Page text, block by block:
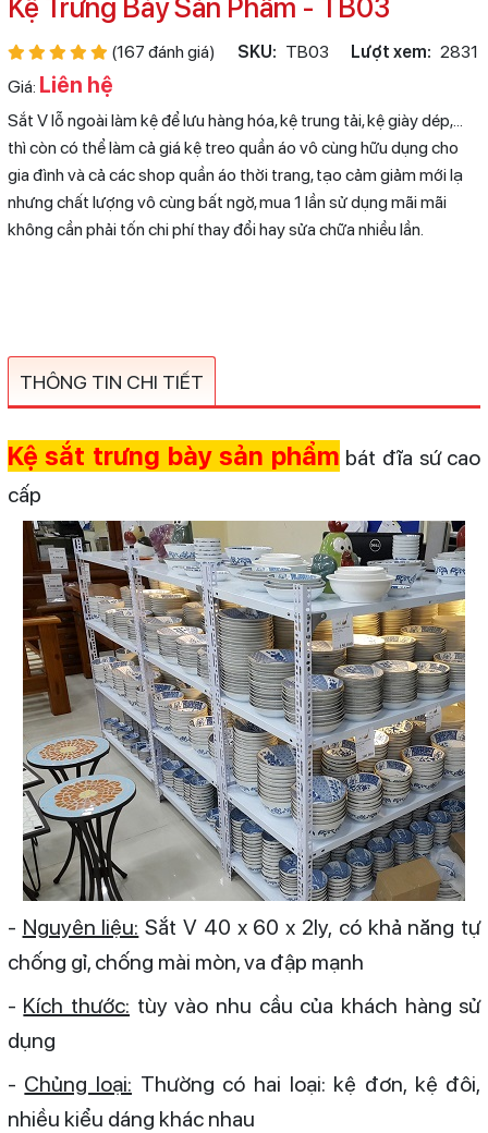
Kệ Trưng Bày Sản Phẩm - TB03
(167 đánh giá) SKU: TB03 Lượt xem: 2831
Giá: Liên hệ
Sắt V lỗ ngoài làm kệ để lưu hàng hóa, kệ trung tải, kệ giày dép,...
thì còn có thể làm cả giá kệ treo quần áo vô cùng hữu dụng cho
gia đình và cả các shop quần áo thời trang, tạo cảm giảm mới lạ
nhưng chất lượng vô cùng bất ngờ, mua 1 lần sử dụng mãi mãi
không cần phải tốn chi phí thay đổi hay sửa chữa nhiều lần.
THÔNG TIN CHI TIẾT
Kệ sắt trưng bày sản phẩm bát đĩa sứ cao
cấp
- Nguyên liệu: Sắt V 40 x 60 x 2ly, có khả năng tự
chống gỉ, chống mài mòn, va đập mạnh
- Kích thước: tùy vào nhu cầu của khách hàng sử
dụng
- Chủng loại: Thường có hai loại: kệ đơn, kệ đôi,
nhiều kiểu dáng khác nhau